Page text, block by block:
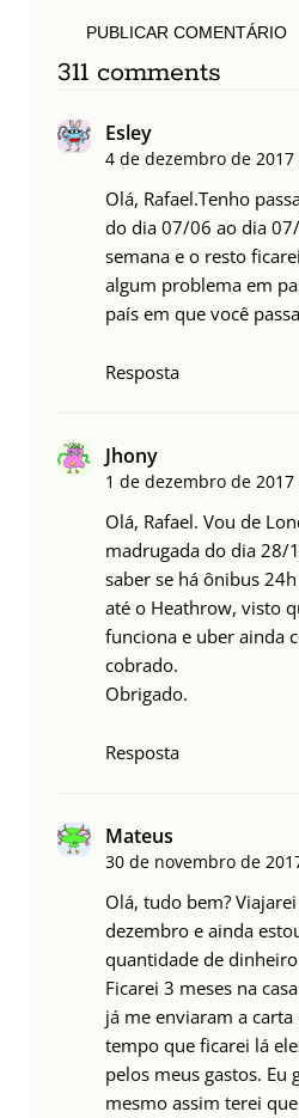
PUBLICAR COMENTÁRIO
311 comments
Esley
4 de dezembro de 2017
Olá, Rafael.Tenho
do dia 07/06 ao dia
semana e o resto
algum problema em
país em que você
Resposta
Jhony
1 de dezembro de 2017
Olá, Rafael. Vou de
madrugada do dia 28/
saber se há ônibus
até o Heathrow, visto
funciona e uber ainda
cobrado.
Obrigado.
Resposta
Mateus
30 de novembro de
Olá, tudo bem?
dezembro e ainda
quantidade de
Ficarei 3 meses na
já me enviaram a
tempo que ficarei lá
pelos meus gastos. Eu
mesmo assim terei